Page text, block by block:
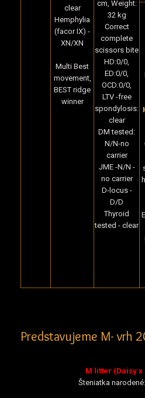
clear
Hemphylia
(facor IX) -
XN/XN
Multi Best
movement,
BEST ridge
winner
cm, Weight:
32 kg
Correct
complete
scissors bite
HD:0/0,
ED:0/0,
OCD:0/0,
LTV -free
spondylosis:
clear
DM tested:
N/N-no
carrier
JME -N/N -
no carrier
D-locus -
D/D
Thyroid
tested - clear
Predstavujeme M- vrh
M litter (Daisy x
Šteniatka